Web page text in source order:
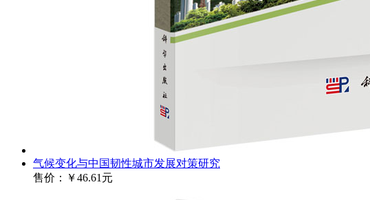
气候变化与中国韧性城市发展对策研究
售价：
￥46.61元